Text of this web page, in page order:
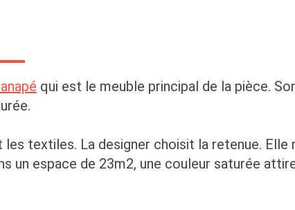
qui est le meuble principal de la pièce.
textiles. La designer choisit la retenue. Elle
un espace de 23m2, une couleur saturée